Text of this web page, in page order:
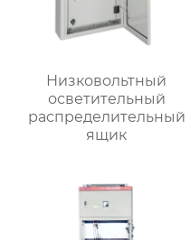
Низковольтный
осветительный
распределительный
ящик